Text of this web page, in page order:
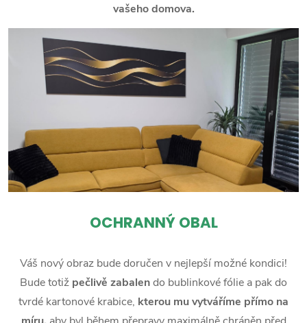
vašeho domova.
OCHRANNÝ OBAL
Váš nový obraz bude doručen v nejlepší možné kondici!
Bude totiž pečlivě zabalendo bublinkové fólie a pak do
tvrdé kartonové krabice, kterou mu vytváříme přímo na